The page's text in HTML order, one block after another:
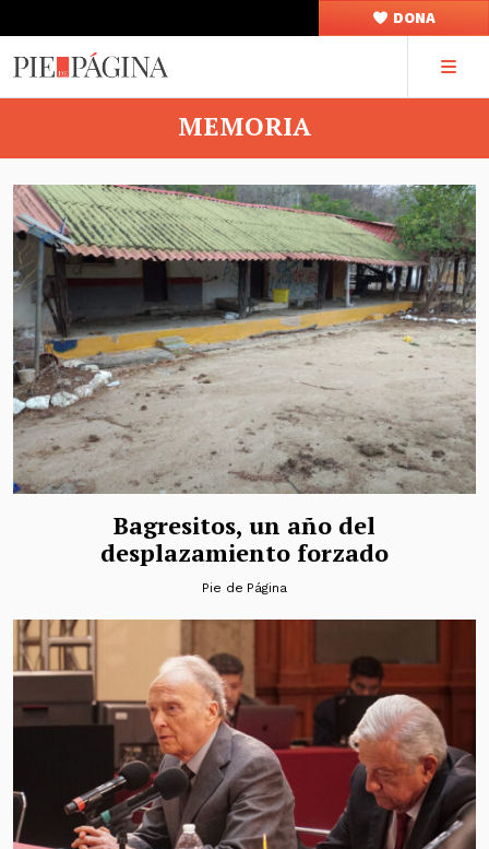
DONA
MEMORIA
Bagresitos, un año del
desplazamiento forzado
Pie de Página